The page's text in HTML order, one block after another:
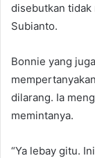
disebutkan tidak
Subianto.
Bonnie yang
dilarang. Ia
memintanya.
“Ya lebay gitu.